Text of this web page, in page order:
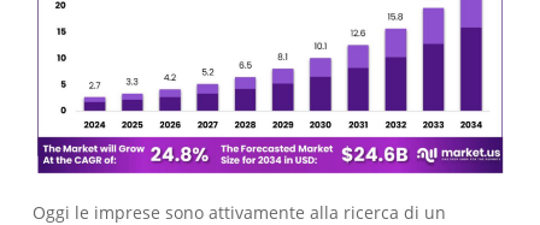
Oggi le imprese sono attivamente alla ricerca di un